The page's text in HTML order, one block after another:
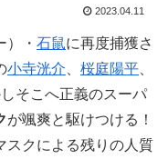
2023.04.11
・ 石鼠に再度捕獲さ
小寺洸介 桜庭陽平
そこへ正義のスーパ
が颯爽と駆けつける！
スクによる残りの人質